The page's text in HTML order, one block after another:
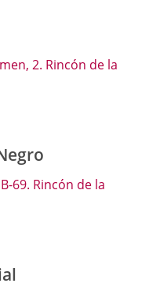
2. Rincón de la
69. Rincón de la